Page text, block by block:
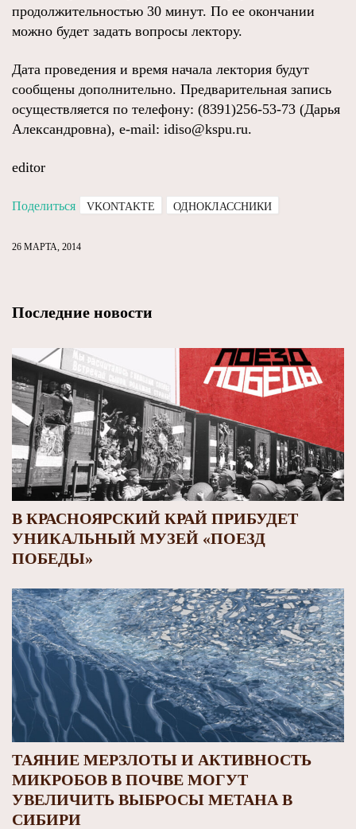
продолжительностью 30 минут. По ее окончании
можно будет задать вопросы лектору.
Дата проведения и время начала лектория будут
сообщены дополнительно. Предварительная запись
осуществляется по телефону: (8391)256-53-73 (Дарья
Александровна), е-mail: idiso@kspu.ru.
editor
Поделиться VKONTAKTE ОДНОКЛАССНИКИ
26 МАРТА, 2014
Последние новости
В КРАСНОЯРСКИЙ КРАЙ ПРИБУДЕТ
УНИКАЛЬНЫЙ МУЗЕЙ «ПОЕЗД
ПОБЕДЫ»
ТАЯНИЕ МЕРЗЛОТЫ И АКТИВНОСТЬ
МИКРОБОВ В ПОЧВЕ МОГУТ
УВЕЛИЧИТЬ ВЫБРОСЫ МЕТАНА В
СИБИРИ